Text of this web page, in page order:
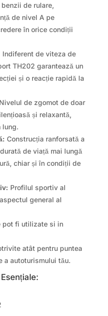
de rulare,
de nivel A pe
în orice condiții
Indiferent de viteza de
TH202 garantează un
și o reacție rapidă la
Nivelul de zgomot de doar
și relaxantă,
lung.
Construcția ranforsată a
de viață mai lungă
chiar și în condiții de
Profilul sportiv al
general al
pot fi utilizate si in
atât pentru puntea
a autoturismului tău.